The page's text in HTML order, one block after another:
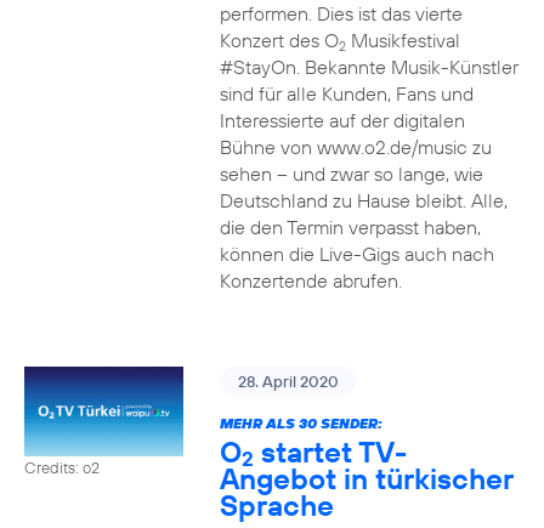
performen. Dies ist das vierte
Konzert des O2Musikfestival
#StayOn. Bekannte Musik-Künstler
sind für alle Kunden, Fans und
Interessierte auf der digitalen
Bühne von www.o2.de/music zu
sehen – und zwar so lange, wie
Deutschland zu Hause bleibt. Alle,
die den Termin verpasst haben,
können die Live-Gigs auch nach
Konzertende abrufen.
Credits: o2
28. April 2020
MEHR ALS 30 SENDER:
O2 startet TV-
Angebot in türkischer
Sprache